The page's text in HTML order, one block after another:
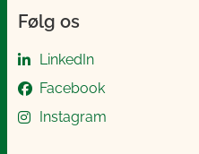
Følg os
LinkedIn
Facebook
Instagram